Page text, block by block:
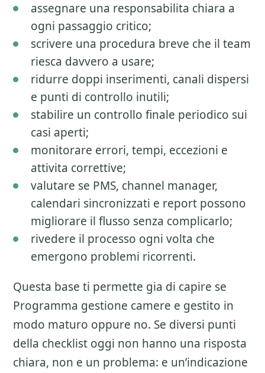
assegnare una responsabilita chiara a
ogni passaggio critico;
scrivere una procedura breve che il team
riesca davvero a usare;
ridurre doppi inserimenti, canali dispersi
e punti di controllo inutili;
stabilire un controllo finale periodico sui
casi aperti;
monitorare errori, tempi, eccezioni e
attivita correttive;
valutare se PMS, channel manager,
calendari sincronizzati e report possono
migliorare il flusso senza complicarlo;
rivedere il processo ogni volta che
emergono problemi ricorrenti.
Questa base ti permette gia di capire se
Programma gestione camere e gestito in
modo maturo oppure no. Se diversi punti
della checklist oggi non hanno una risposta
chiara, non e un problema: e un’indicazione